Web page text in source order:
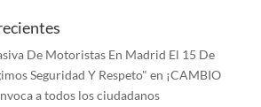
De Motoristas En Madrid El 15 De
Seguridad Y Respeto" en ¡CAMBIO
a todos los ciudadanos